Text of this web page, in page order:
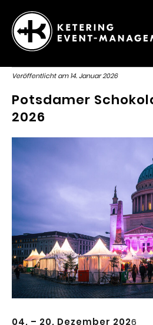
Ketering
–
Event-
Management
Veröffentlicht am14. Januar 2026
Potsdamer
2026
04. – 20. Dezember 2026